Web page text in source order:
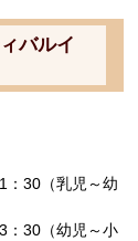
バルイ
30（乳児～幼
児～小